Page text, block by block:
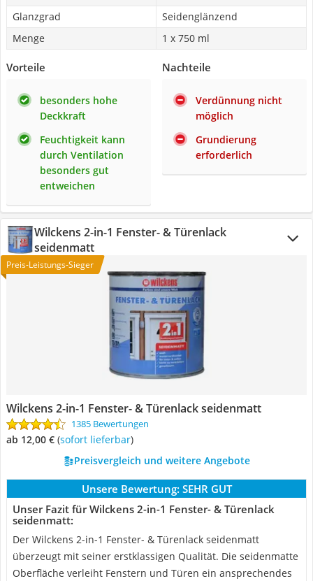
Glanzgrad
Seidenglänzend
Menge
1 x 750 ml
Vorteile
besonders hohe
Deckkraft
Feuchtigkeit kann
durch Ventilation
besonders gut
entweichen
Nachteile
Verdünnung nicht
möglich
Grundierung
erforderlich
Wilckens 2-in-1 Fenster- & Türenlack
seidenmatt
Preis-Leistungs-Sieger
Wilckens 2-in-1 Fenster- & Türenlack seidenmatt
1385 Bewertungen
ab 12,00 € ( Sofort lieferbar)
Preisvergleich und weitere Angebote
Unsere Bewertung: SEHR GUT
Unser Fazit für Wilckens 2-in-1 Fenster- & Türenlack
seidenmatt:
Der Wilckens 2-in-1 Fenster- & Türenlack seidenmatt
überzeugt mit seiner erstklassigen Qualität. Die seidenmatte
Oberfläche verleiht Fenstern und Türen ein ansprechendes